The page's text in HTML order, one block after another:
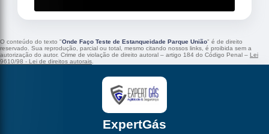
O conteúdo do texto "Onde Faço Teste de Estanqueidade Parque União" é de direito
reservado. Sua reprodução, parcial ou total, mesmo citando nossos links, é proibida sem a
autorização do autor. Crime de violação de direito autoral – artigo 184 do Código Penal – Lei
9610/98 - Lei de direitos autorais
ExpertGás